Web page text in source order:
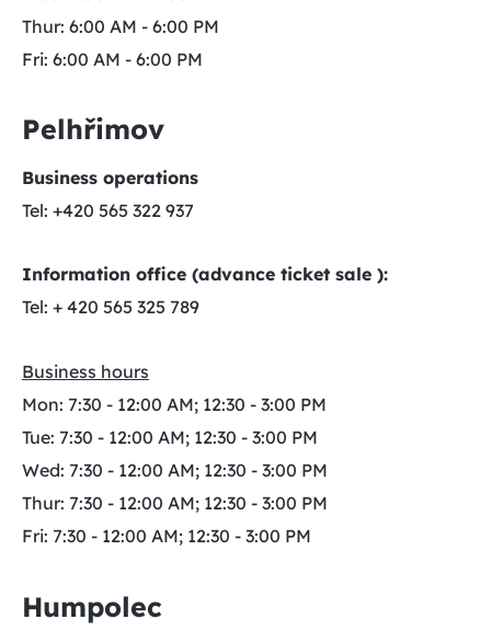
Thur: 6:00 AM - 6:00 PM
Fri: 6:00 AM - 6:00 PM
Pelhřimov
Business operations
Tel: +420 565 322 937
Information office (advance ticket sale ):
Tel: + 420 565 325 789
Business hours
Mon: 7:30 - 12:00 AM; 12:30 - 3:00 PM
Tue: 7:30 - 12:00 AM; 12:30 - 3:00 PM
Wed: 7:30 - 12:00 AM; 12:30 - 3:00 PM
Thur: 7:30 - 12:00 AM; 12:30 - 3:00 PM
Fri: 7:30 - 12:00 AM; 12:30 - 3:00 PM
Humpolec